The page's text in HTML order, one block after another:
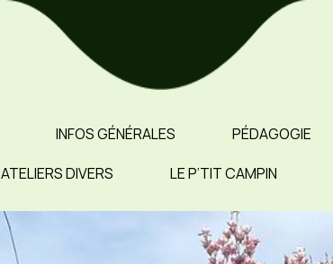
INFOS GÉNÉRALES PÉDAGOGIE
ATELIERS DIVERS LE P’TIT CAMPIN